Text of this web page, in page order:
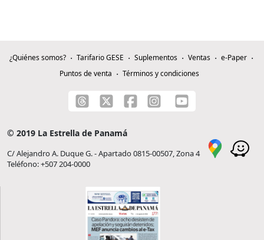
¿Quiénes somos? Tarifario GESE Suplementos Ventas
e-Paper
Puntos de venta
Términos y condiciones
© 2019 La Estrella de Panamá
C/ Alejandro A. Duque G. - Apartado 0815-00507, Zona 4
Teléfono: +507 204-0000